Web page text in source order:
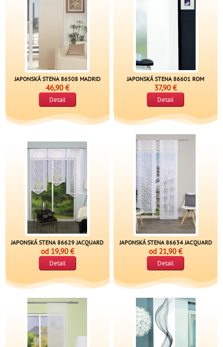
JAPONSKÁ STENA 86508 MADRID
46,90 €
Detail
JAPONSKÁ STENA 86601 ROM
37,90 €
Detail
JAPONSKÁ STENA 86629 JACQUARD
od 19,90 €
Detail
JAPONSKÁ STENA 86634 JACQUARD
od 21,90 €
Detail